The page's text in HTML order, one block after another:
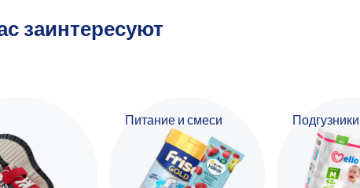
заинтересуют
Питание и смеси Подгузники